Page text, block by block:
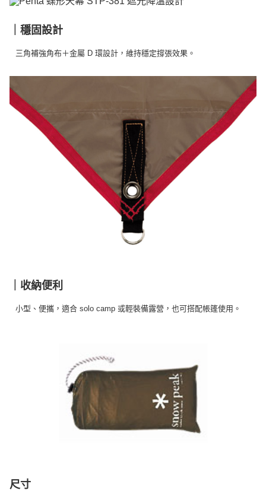
｜穩固設計
三角補強角布＋金屬 D 環設計，維持穩定撐張效果。
｜收納便利
小型、便攜，適合 solo camp 或輕裝備露營，也可搭配帳篷使用。
尺寸